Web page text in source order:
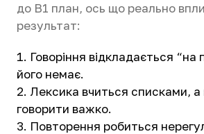
до B1 план, ось що реально
результат:
Говоріння відкладається “на
його немає.
Лексика вчиться списками,
говорити важко.
Повторення робиться